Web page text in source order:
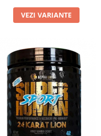
VEZI VARIANTE